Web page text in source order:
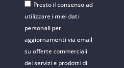
Presto il consenso ad
utilizzare i miei dati
personali per
aggiornamenti via email
su offerte commerciali
dei servizi e prodotti di